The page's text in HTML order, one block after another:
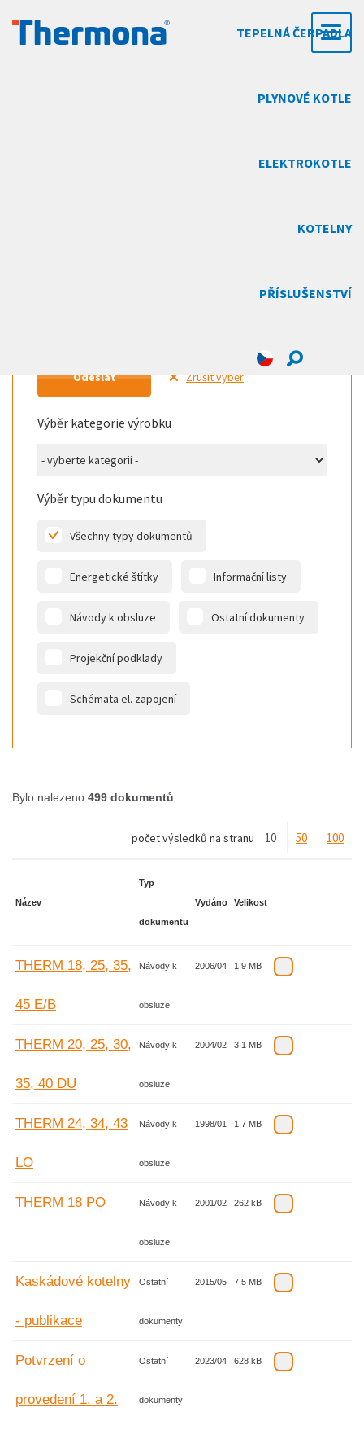
TEPELNÁ ČERPADLA
PLYNOVÉ KOTLE
ELEKTROKOTLE
KOTELNY
PŘÍSLUŠENSTVÍ
Název výrobku, typové označení, objednací číslo nebo číslo
Odeslat Zrušit výběr
Výběr kategorie výrobku
Výběr typu dokumentu
Všechny typy dokumentů
Energetické štítky Informační listy
Návody k obsluze Ostatní dokumenty
Projekční podklady
Schémata el. zapojení
Bylo nalezeno 499 dokumentů
počet výsledků na stranu 10 50 100
Název
Typ
dokumentu
Vydáno Velikost
THERM 18, 25, 35,
45 E/B
Návody k
obsluze
2006/04 1,9 MB
THERM 20, 25, 30,
35, 40 DU
Návody k
obsluze
2004/02 3,1 MB
THERM 24, 34, 43
LO
Návody k
obsluze
1998/01 1,7 MB
THERM 18 PO Návody k
obsluze
2001/02 262 kB
Kaskádové kotelny
- publikace
Ostatní
dokumenty
2015/05 7,5 MB
Potvrzení o
provedení 1. a 2.
Ostatní
dokumenty
2023/04 628 kB